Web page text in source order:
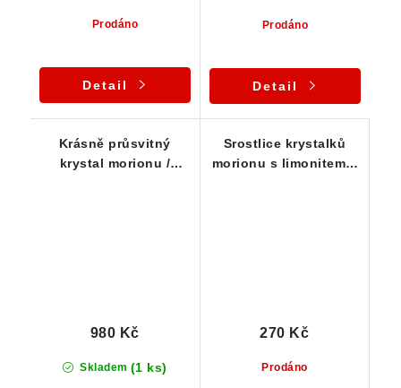
Prodáno
Detail
Prodáno
Detail
Krásně průsvitný
krystal morionu /
Skladem (1 ks)
980 Kč
Srostlice krystalků
morionu s limonitem a
Prodáno
270 Kč